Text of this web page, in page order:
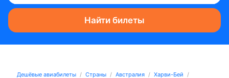
Найти билеты
Дешёвые авиабилеты Страны Австралия
Харви-Бей